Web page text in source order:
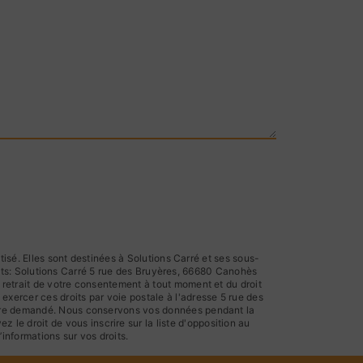
Elles sont destinées à Solutions Carré et ses sous-
Solutions Carré 5 rue des Bruyères, 66680 Canohès
retrait de votre consentement à tout moment et du droit
ces droits par voie postale à l'adresse 5 rue des
Nous conservons vos données pendant la
le droit de vous inscrire sur la liste d'opposition au
sur vos droits.